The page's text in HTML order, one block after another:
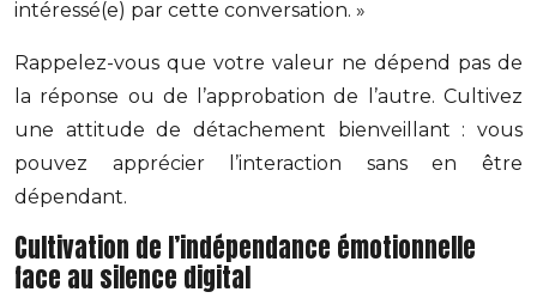
intéressé(e) par cette conversation. »
Rappelez-vous que votre valeur ne dépend pas de
la réponse ou de l’approbation de l’autre. Cultivez
une attitude de détachement bienveillant : vous
pouvez apprécier l’interaction sans en être
dépendant.
Cultivation de l’indépendance émotionnelle
face au silence digital